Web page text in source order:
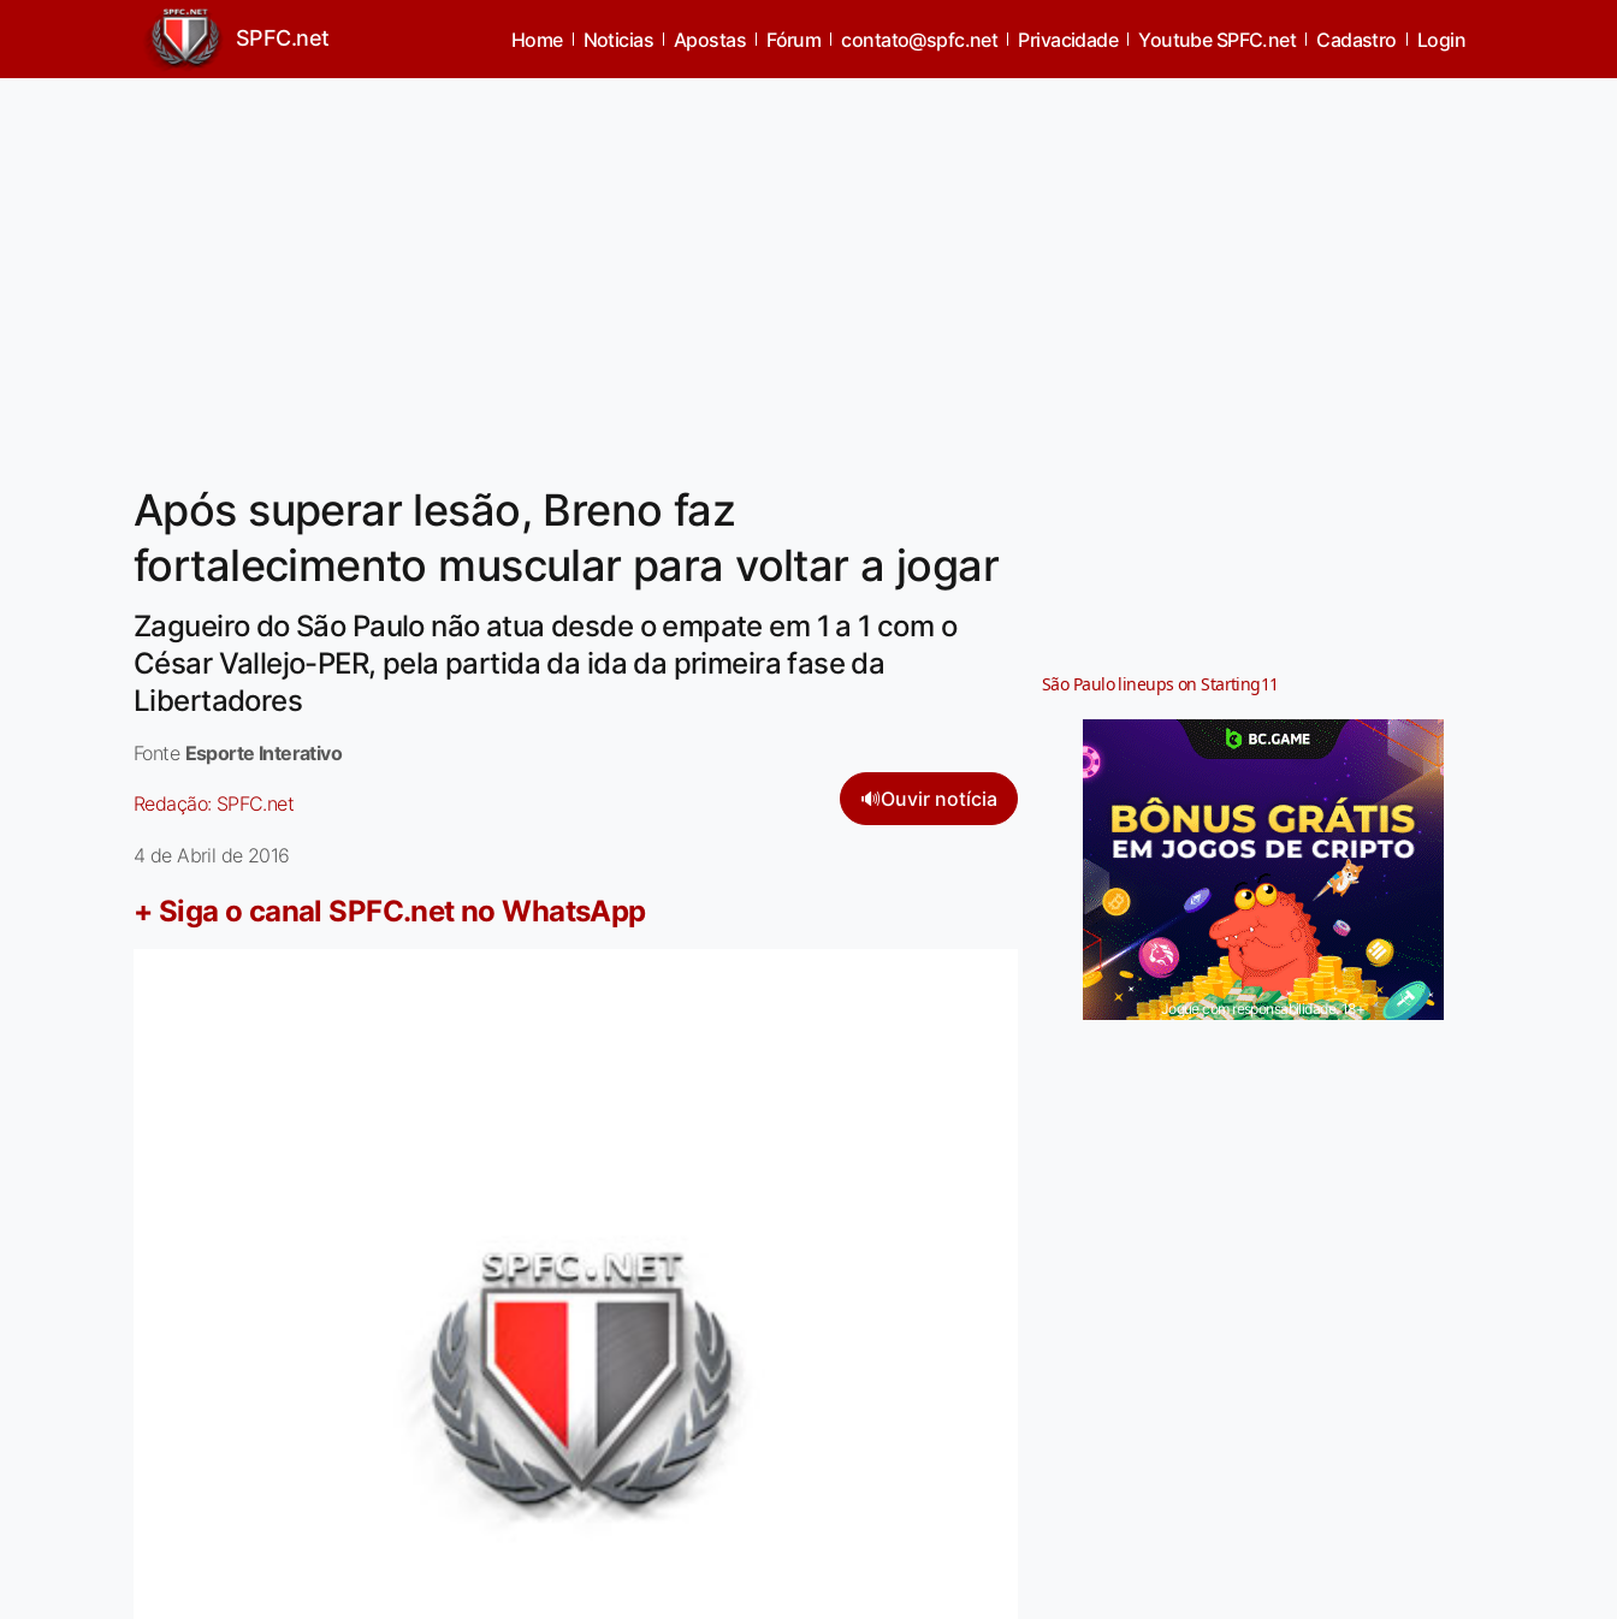
SPFC.net Home Noticias Apostas Fórum contato@spfc.net Privacidade Youtube SPFC.net Cadastro Login
Após superar lesão, Breno faz
fortalecimento muscular para voltar a jogar
Zagueiro do São Paulo não atua desde o empate em 1 a 1 com o
César Vallejo-PER, pela partida da ida da primeira fase da
Libertadores
Fonte Esporte Interativo
Redação: SPFC.net 🔊Ouvir notícia
4 de Abril de 2016
+ Siga o canal SPFC.net no WhatsApp
São Paulo lineups on Starting11
Jogue com responsabilidade. 18+